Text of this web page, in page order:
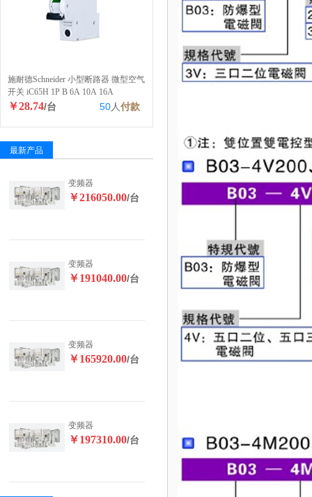
施耐德Schneider 小型断路器 微型空气
开关 iC65H 1P B 6A 10A 16A
￥28.74/台 50人付款
最新产品
变频器
￥216050.00/台
变频器
￥191040.00/台
变频器
￥165920.00/台
变频器
￥197310.00/台